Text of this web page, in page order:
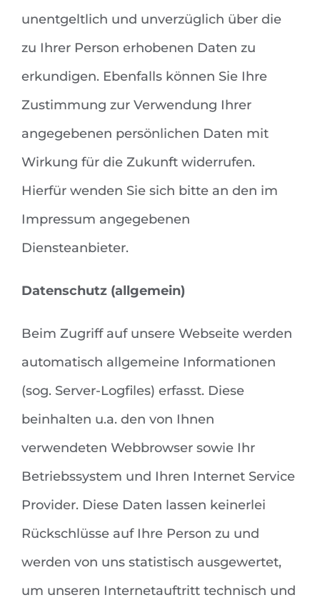
unentgeltlich und unverzüglich über die
zu Ihrer Person erhobenen Daten zu
erkundigen. Ebenfalls können Sie Ihre
Zustimmung zur Verwendung Ihrer
angegebenen persönlichen Daten mit
Wirkung für die Zukunft widerrufen.
Hierfür wenden Sie sich bitte an den im
Impressum angegebenen
Diensteanbieter.
Datenschutz (allgemein)
Beim Zugriff auf unsere Webseite werden
automatisch allgemeine Informationen
(sog. Server-Logfiles) erfasst. Diese
beinhalten u.a. den von Ihnen
verwendeten Webbrowser sowie Ihr
Betriebssystem und Ihren Internet Service
Provider. Diese Daten lassen keinerlei
Rückschlüsse auf Ihre Person zu und
werden von uns statistisch ausgewertet,
um unseren Internetauftritt technisch und